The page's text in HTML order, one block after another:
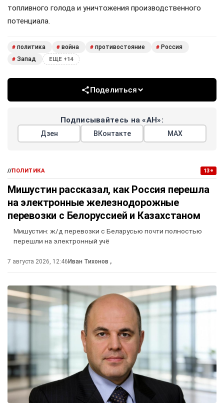
топливного голода и уничтожения производственного
потенциала.
# политика # война # противостояние # Россия
# Запад ЕЩЕ +14
Поделиться
Подписывайтесь на «АН»:
Дзен ВКонтакте МАХ
//ПОЛИТИКА 13+
Мишустин рассказал, как Россия перешла
на электронные железнодорожные
перевозки с Белоруссией и Казахстаном
Мишустин: ж/д перевозки с Беларусью почти полностью
перешли на электронный учё
7 августа 2026, 12:46 Иван Тихонов ,